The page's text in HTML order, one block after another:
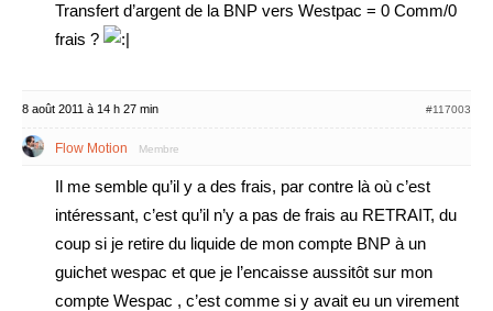
Transfert d’argent de la BNP vers Westpac = 0 Comm/0
frais ?
8 août 2011 à 14 h 27 min #117003
Flow Motion Membre
Il me semble qu’il y a des frais, par contre là où c’est
intéressant, c’est qu’il n’y a pas de frais au RETRAIT, du
coup si je retire du liquide de mon compte BNP à un
guichet wespac et que je l’encaisse aussitôt sur mon
compte Wespac , c’est comme si y avait eu un virement